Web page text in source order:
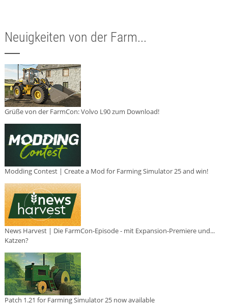
Neuigkeiten von der Farm...
Grüße von der FarmCon: Volvo L90 zum Download!
Modding Contest | Create a Mod for Farming Simulator 25 and win!
News Harvest | Die FarmCon-Episode - mit Expansion-Premiere und...
Katzen?
Patch 1.21 for Farming Simulator 25 now available